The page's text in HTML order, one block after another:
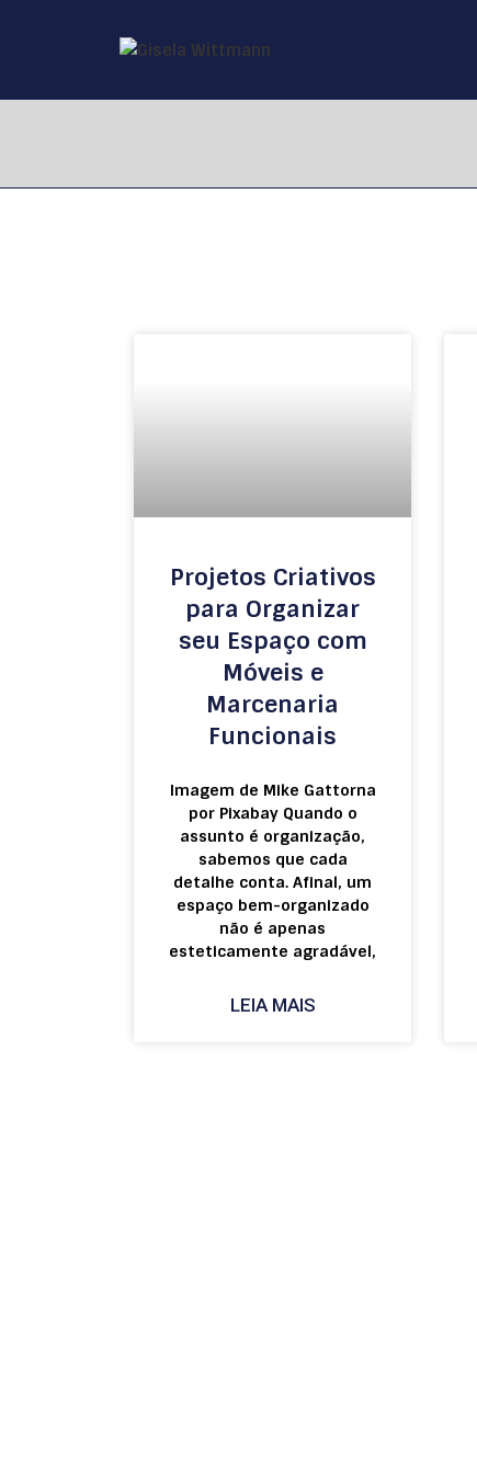
Projetos Criativos
para Organizar
seu Espaço com
Móveis e
Marcenaria
Funcionais
Imagem de Mike Gattorna
por Pixabay Quando o
assunto é organização,
sabemos que cada
detalhe conta. Afinal, um
espaço bem-organizado
não é apenas
esteticamente agradável,
LEIA MAIS